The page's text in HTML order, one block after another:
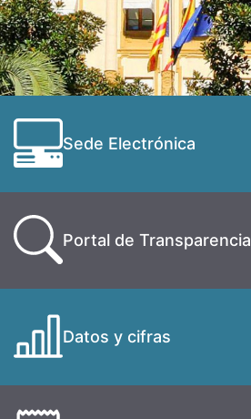
Sede Electrónica
Portal de Transparencia
Datos y cifras